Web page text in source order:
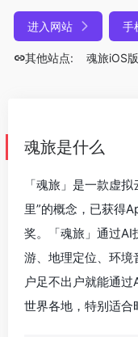
进入网站 手
其他站点: 魂旅iOS
魂旅是什么
「魂旅」是一款虚
里”的概念，已获得
奖。「魂旅」通过AI
游、地理定位、环境
户足不出户就能通
世界各地，特别适合